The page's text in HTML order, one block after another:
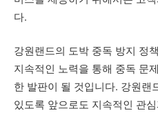
다.
강원랜드의 도박 중독 방지 정
지속적인 노력을 통해 중독 문
한 발판이 될 것입니다. 강원랜
있도록 앞으로도 지속적인 관